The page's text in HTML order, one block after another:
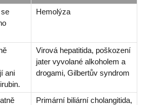
Hemolýza
ani
Virová hepatitida, poškození
jater vyvolané alkoholem a
drogami, Gilbertův syndrom
Primární biliární cholangitida,